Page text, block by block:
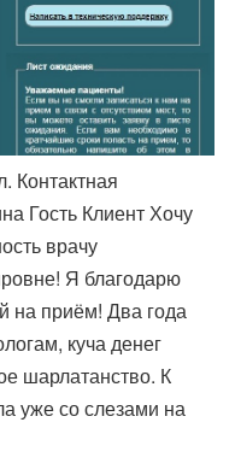
Контактная
Гость Клиент Хочу
врачу
Я благодарю
на приём! Два года
куча денег
шарлатанство. К
уже со слезами на